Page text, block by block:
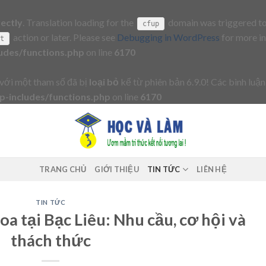
. Translation loading for the cfup
domain was triggered
action or later. Please see Debugging in WordPress for more
functions.php on line 6170
một tham số đã bị loại bỏ kể từ phiên bản 6.9.0! Các bình
includes/functions.php on line 6170
TRANG CHỦ GIỚI THIỆU TIN TỨC LIÊN HỆ
TIN TỨC
tại Bạc Liêu: Nhu cầu, cơ hội và
thách thức